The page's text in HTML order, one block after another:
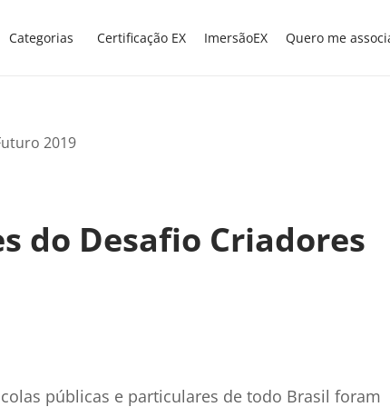
Categorias Certificação EX ImersãoEX Quero me
do Desafio Criadores
públicas e particulares de todo Brasil foram